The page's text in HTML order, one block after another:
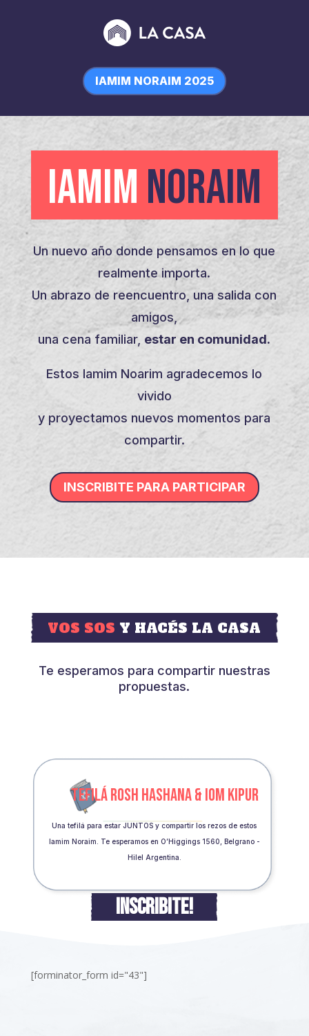
IAMIM NORAIM 2025
IAMIM NORAIM
Un nuevo año donde pensamos en lo que
realmente importa.
Un abrazo de reencuentro, una salida con
amigos,
una cena familiar, estar en comunidad.
Estos Iamim Noarim agradecemos lo
vivido
y proyectamos nuevos momentos para
compartir.
INSCRIBITE PARA PARTICIPAR
VOS SOS Y HACÉS LA CASA
Te esperamos para compartir nuestras
propuestas.
TEFILÁ ROSH HASHANA & IOM KIPUR
Una tefilá para estar JUNTOS y compartir los rezos de estos
Iamim Noraim. Te esperamos en O’Higgings 1560, Belgrano -
Hilel Argentina.
INSCRIBITE!
[forminator_form id="43"]